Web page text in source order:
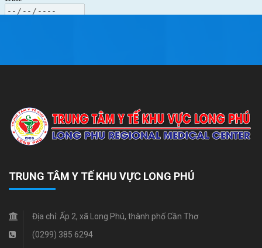
TRUNG TÂM Y TẾ KHU VỰC LONG PHÚ
Địa chỉ: Ấp 2, xã Long Phú, thành phố Cần Thơ
(0299) 385 6294